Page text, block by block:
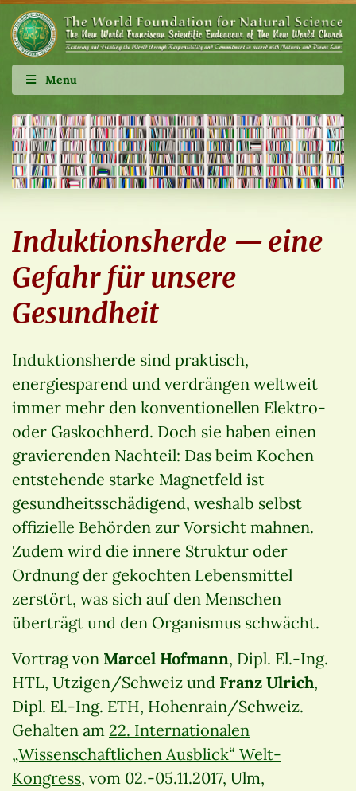
Menu
Induktionsherde — eine
Gefahr für unsere
Gesundheit
Induktionsherde sind praktisch,
energiesparend und verdrängen weltweit
immer mehr den konventionellen Elektro-
oder Gaskochherd. Doch sie haben einen
gravierenden Nachteil: Das beim Kochen
entstehende starke Magnetfeld ist
gesundheitsschädigend, weshalb selbst
offizielle Behörden zur Vorsicht mahnen.
Zudem wird die innere Struktur oder
Ordnung der gekochten Lebensmittel
zerstört, was sich auf den Menschen
überträgt und den Organismus schwächt.
Vortrag von Marcel Hofmann, Dipl. El.-Ing.
HTL, Utzigen/Schweiz und Franz Ulrich,
Dipl. El.-Ing. ETH, Hohenrain/Schweiz.
Gehalten am 22. Internationalen
„Wissenschaftlichen Ausblick“ Welt-
Kongress, vom 02.-05.11.2017, Ulm,